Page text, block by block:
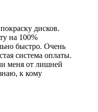
дисков.
на 100%
быстро. Очень
система оплаты.
меня от лишней
к кому